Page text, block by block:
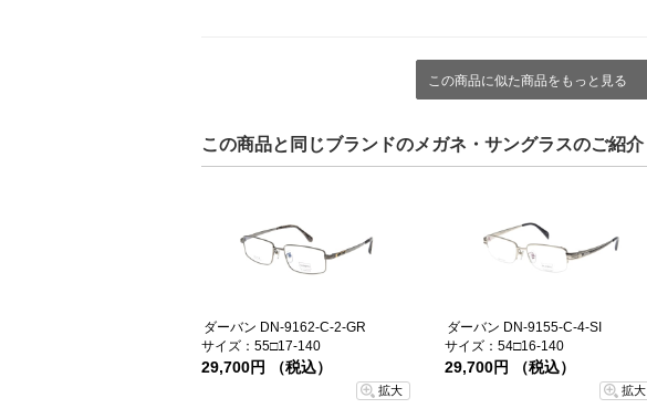
この商品に似た商品をもっと見る
この商品と同じブランドのメガネ・サングラスのご紹介
ダーバン DN-9162-C-2-GR
サイズ：55□17-140
29,700円 （税込）
拡大
ダーバン DN-9155-C-4-SI
サイズ：54□16-140
29,700円 （税込）
拡大